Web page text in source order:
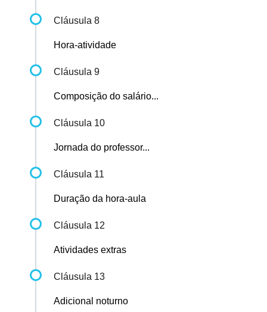
Cláusula 8
Hora-atividade
Cláusula 9
Composição do salário...
Cláusula 10
Jornada do professor...
Cláusula 11
Duração da hora-aula
Cláusula 12
Atividades extras
Cláusula 13
Adicional noturno